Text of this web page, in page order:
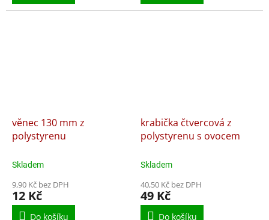
věnec 130 mm z
polystyrenu
Skladem
9,90 Kč bez DPH
12 Kč
Do košíku
krabička čtvercová z
polystyrenu s ovocem
Skladem
40,50 Kč bez DPH
49 Kč
Do košíku